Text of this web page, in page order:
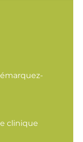
clinique